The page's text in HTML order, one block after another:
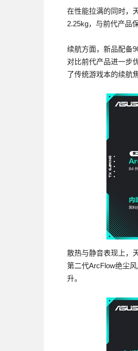
在性能拉满的同时，
2.25kg，与前代产品
续航方面，新品配备
对比前代产品进一步
了传统游戏本的续航
散热与静音表现上，
第二代ArcFlow绝尘
升。